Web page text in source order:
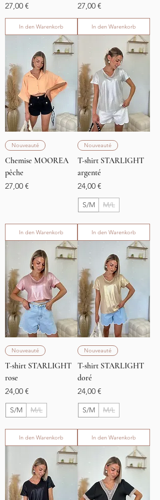
Preis
27,00 €
In den Warenkorb
Preis
27,00 €
In den Warenkorb
Nouveauté
Chemise MOOREA
pêche
Preis
27,00 €
In den Warenkorb
Nouveauté
T-shirt STARLIGHT
argenté
Preis
24,00 €
S/M M/L
In den Warenkorb
Nouveauté
T-shirt STARLIGHT
rose
Preis
24,00 €
S/M M/L
In den Warenkorb
Nouveauté
T-shirt STARLIGHT
doré
Preis
24,00 €
S/M M/L
In den Warenkorb